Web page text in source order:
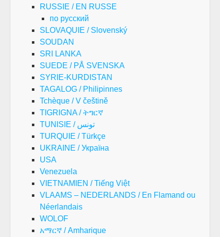
RUSSIE / EN RUSSE
по русский
SLOVAQUIE / Slovenský
SOUDAN
SRI LANKA
SUEDE / PÅ SVENSKA
SYRIE-KURDISTAN
TAGALOG / Philipinnes
Tchèque / V češtině
TIGRIGNA / ትግርኛ
TUNISIE / تونس
TURQUIE / Türkçe
UKRAINE / Україна
USA
Venezuela
VIETNAMIEN / Tiếng Việt
VLAAMS – NEDERLANDS / En Flamand ou
Néerlandais
WOLOF
አማርኛ / Amharique